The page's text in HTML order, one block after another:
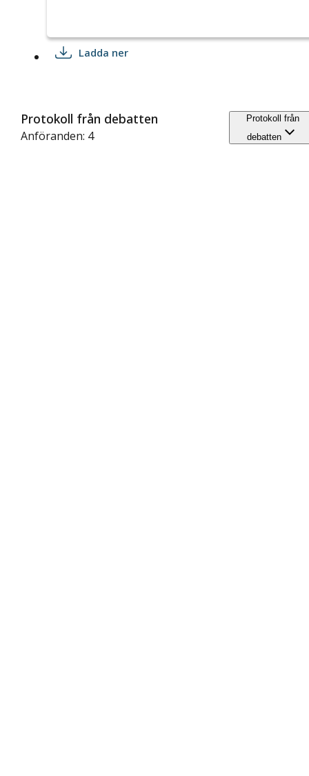
Ladda ner
Protokoll från debatten
Anföranden: 4
Protokoll från
debatten